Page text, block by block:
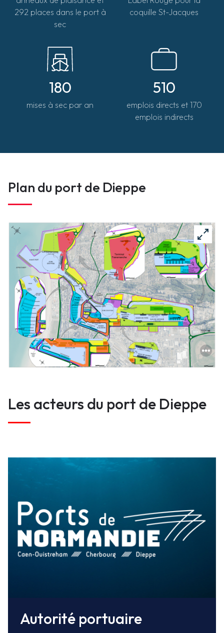
jerome.chauvet@portsdenormandie.fr
292 places dans le port à
sec
coquille St-Jacques
180
mises à sec par an
510
emplois directs et 170
emplois indirects
Plan du port de Dieppe
Les acteurs du port de Dieppe
Autorité portuaire
Qui sommes nous ?